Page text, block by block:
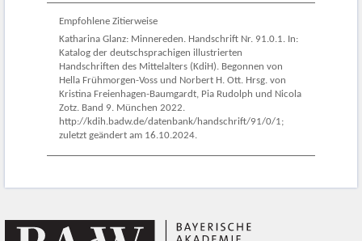
Empfohlene Zitierweise
Katharina Glanz: Minnereden. Handschrift Nr. 91.0.1. In:
Katalog der deutschsprachigen illustrierten
Handschriften des Mittelalters (KdiH). Begonnen von
Hella Frühmorgen-Voss und Norbert H. Ott. Hrsg. von
Kristina Freienhagen-Baumgardt, Pia Rudolph und Nicola
Zotz. Band 9. München 2022.
http://kdih.badw.de/datenbank/handschrift/91/0/1;
zuletzt geändert am 16.10.2024.